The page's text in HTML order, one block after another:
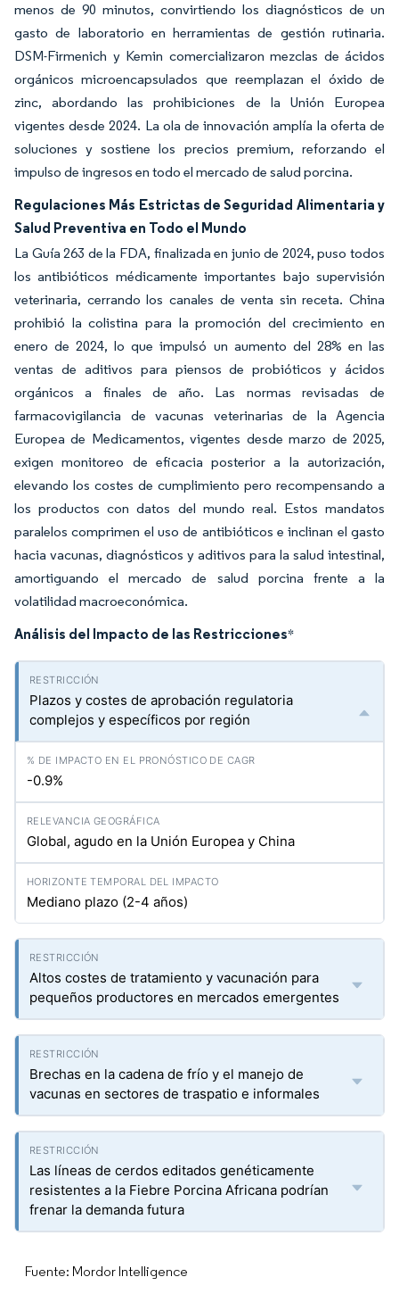
menos de 90 minutos, convirtiendo los diagnósticos de un
gasto de laboratorio en herramientas de gestión rutinaria.
DSM-Firmenich y Kemin comercializaron mezclas de ácidos
orgánicos microencapsulados que reemplazan el óxido de
zinc, abordando las prohibiciones de la Unión Europea
vigentes desde 2024. La ola de innovación amplía la oferta de
soluciones y sostiene los precios premium, reforzando el
impulso de ingresos en todo el mercado de salud porcina.
Regulaciones Más Estrictas de Seguridad Alimentaria y
Salud Preventiva en Todo el Mundo
La Guía 263 de la FDA, finalizada en junio de 2024, puso todos
los antibióticos médicamente importantes bajo supervisión
veterinaria, cerrando los canales de venta sin receta. China
prohibió la colistina para la promoción del crecimiento en
enero de 2024, lo que impulsó un aumento del 28% en las
ventas de aditivos para piensos de probióticos y ácidos
orgánicos a finales de año. Las normas revisadas de
farmacovigilancia de vacunas veterinarias de la Agencia
Europea de Medicamentos, vigentes desde marzo de 2025,
exigen monitoreo de eficacia posterior a la autorización,
elevando los costes de cumplimiento pero recompensando a
los productos con datos del mundo real. Estos mandatos
paralelos comprimen el uso de antibióticos e inclinan el gasto
hacia vacunas, diagnósticos y aditivos para la salud intestinal,
amortiguando el mercado de salud porcina frente a la
volatilidad macroeconómica.
Análisis del Impacto de las Restricciones*
Plazos y costes de aprobación regulatoria
complejos y específicos por región
-0.9%
Global, agudo en la Unión Europea y China
Mediano plazo (2-4 años)
Altos costes de tratamiento y vacunación para
pequeños productores en mercados emergentes
Brechas en la cadena de frío y el manejo de
vacunas en sectores de traspatio e informales
Las líneas de cerdos editados genéticamente
resistentes a la Fiebre Porcina Africana podrían
frenar la demanda futura
Fuente: Mordor Intelligence